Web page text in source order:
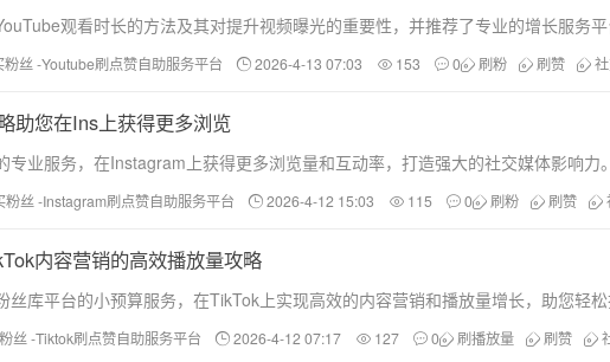
观看时长的方法及其对提升视频曝光的重要性，并推荐了专业的增长服务
丝 -Youtube刷点赞自助服务平台 2026-4-13 07:03 153 0 刷粉 刷赞
助您在Ins上获得更多浏览
专业服务，在Instagram上获得更多浏览量和互动率，打造强大的社交媒体影响力。
丝 -Instagram刷点赞自助服务平台 2026-4-12 15:03 115 0 刷粉 刷赞
内容营销的高效播放量攻略
丝库平台的小预算服务，在TikTok上实现高效的内容营销和播放量增长，助您轻松
丝 -Tiktok刷点赞自助服务平台 2026-4-12 07:17 127 0 刷播放量 刷赞